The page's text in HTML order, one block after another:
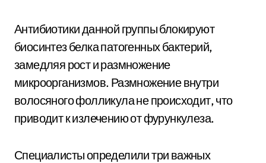
Антибиотики данной группы блокируют
биосинтез белка патогенных бактерий,
замедляя рост и размножение
микроорганизмов. Размножение внутри
волосяного фолликула не происходит, что
приводит к излечению от фурункулеза.
Специалисты определили три важных